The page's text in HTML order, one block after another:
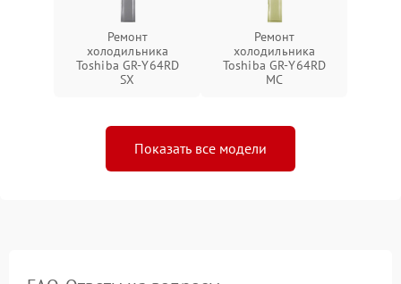
Ремонт
холодильника
Toshiba GR-Y64RD
SX
Ремонт
холодильника
Toshiba GR-Y64RD
MC
Показать все модели